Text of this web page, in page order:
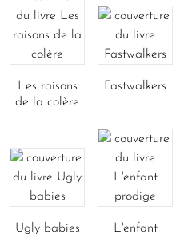
Les raisons
de la colère
Fastwalkers
Ugly babies
L'enfant